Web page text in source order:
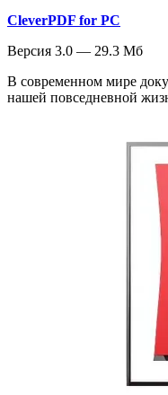
CleverPDF for PC
Версия 3.0 — 29.3 Мб
В современном мире
нашей повседневной